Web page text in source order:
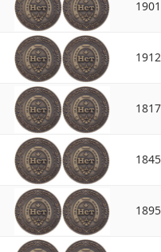
1901
1912
1817
1845
1895